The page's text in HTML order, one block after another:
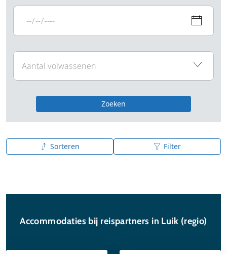
Zoeken
Sorteren Filter
A tot Z
Accommodaties bij reispartners in Luik (regio)